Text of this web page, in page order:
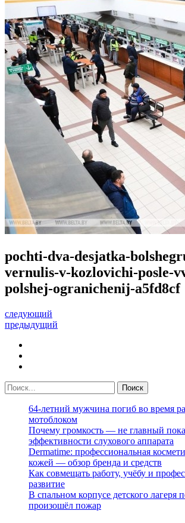
pochti-dva-desjatka-
vernulis-v-kozlovichi-posle-
polshej-ogranichenij-a5fd8cf
следующий
предыдущий
64-летний мужчина погиб во время
мотоблоком
Почему громкость — не главный
эффективности слухового аппарата
Dermatime: профессиональная
кожей — обзор бренда и средств
Как совмещать работу, учёбу и
развитие
В спальном корпусе детского лагеря
произошёл пожар